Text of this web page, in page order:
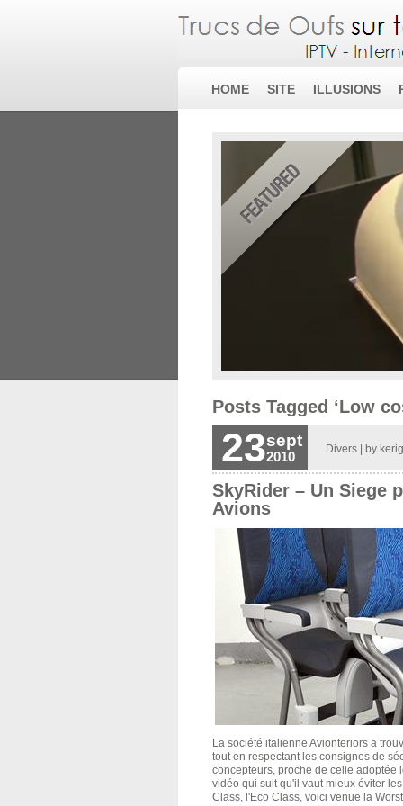
HOME SITE ILLUSIONS
Posts Tagged ‘Low
23sept
2010
Divers| by
SkyRider – Un Siege
Avions
La société italienne Avionteriors a
tout en respectant les consignes de
concepteurs, proche de celle adoptée
vidéo qui suit qu'il vaut mieux éviter
Class, l'Eco Class, voici venue la